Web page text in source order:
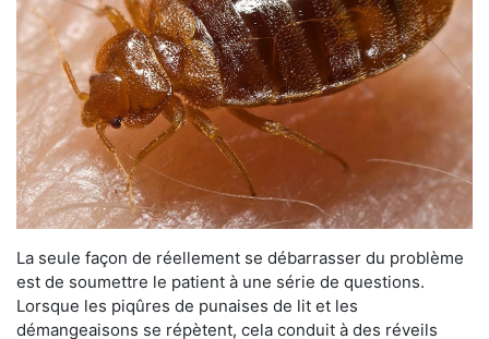
La seule façon de réellement se débarrasser du problème
est de soumettre le patient à une série de questions.
Lorsque les piqûres de punaises de lit et les
démangeaisons se répètent, cela conduit à des réveils